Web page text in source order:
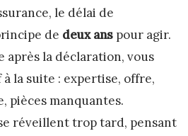
le délai de
de deux ans pour agir.
après la déclaration, vous
la suite : expertise, offre,
pièces manquantes.
réveillent trop tard, pensant